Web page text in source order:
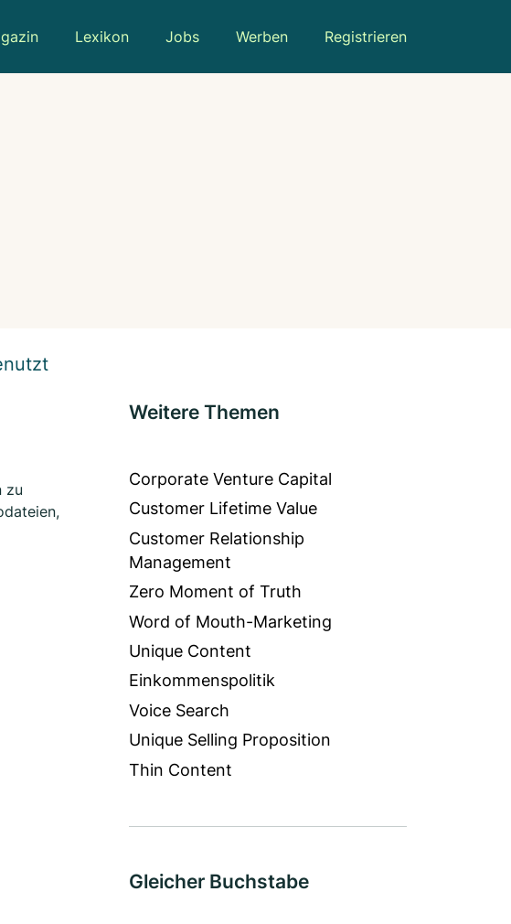
Lexikon Jobs Werben Registrieren
zu
Weitere Themen
Corporate Venture Capital
Customer Lifetime Value
Customer Relationship
Management
Zero Moment of Truth
Word of Mouth-Marketing
Unique Content
Einkommenspolitik
Voice Search
Unique Selling Proposition
Thin Content
Gleicher Buchstabe